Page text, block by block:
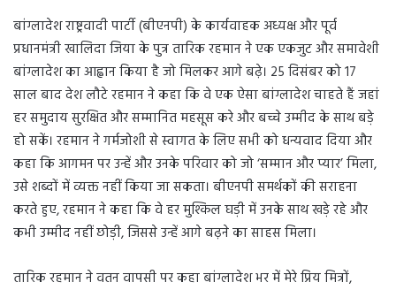
बांग्लादेश राष्ट्रवादी पार्टी (बीएनपी) के कार्यवाहक अध्यक्ष और पूर्व
प्रधानमंत्री खालिदा जिया के पुत्र तारिक रहमान ने एक एकजुट और समावेशी
बांग्लादेश का आह्वान किया है जो मिलकर आगे बढ़े। 25 दिसंबर को 17
साल बाद देश लौटे रहमान ने कहा कि वे एक ऐसा बांग्लादेश चाहते हैं जहां
हर समुदाय सुरक्षित और सम्मानित महसूस करे और बच्चे उम्मीद के साथ बड़े
हो सकें। रहमान ने गर्मजोशी से स्वागत के लिए सभी को धन्यवाद दिया और
कहा कि आगमन पर उन्हें और उनके परिवार को जो ‘सम्मान और प्यार’ मिला,
उसे शब्दों में व्यक्त नहीं किया जा सकता। बीएनपी समर्थकों की सराहना
करते हुए, रहमान ने कहा कि वे हर मुश्किल घड़ी में उनके साथ खड़े रहे और
कभी उम्मीद नहीं छोड़ी, जिससे उन्हें आगे बढ़ने का साहस मिला।
तारिक रहमान ने वतन वापसी पर कहा बांग्लादेश भर में मेरे प्रिय मित्रों,